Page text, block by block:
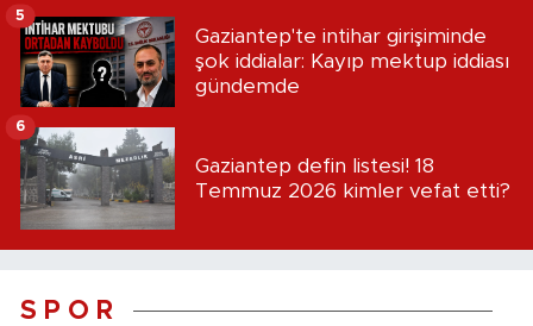
Gaziantep'te intihar girişiminde
şok iddialar: Kayıp mektup iddiası
gündemde
5
Gaziantep defin listesi! 18
Temmuz 2026 kimler vefat etti?
6
S P O R